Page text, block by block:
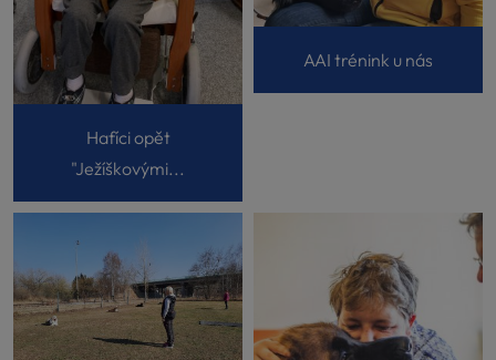
Hafíci opět
"Ježíškovými...
AAI trénink u nás